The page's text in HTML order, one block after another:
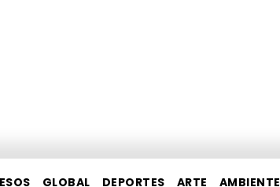
GLOBAL DEPORTES ARTE AMBIENTE